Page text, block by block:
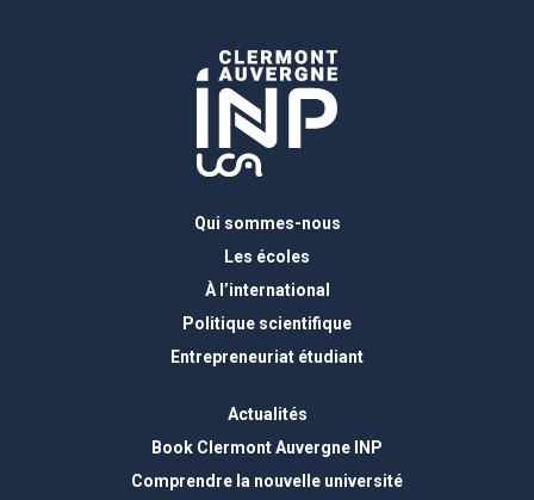
Qui sommes-nous
Les écoles
À l’international
Politique scientifique
Entrepreneuriat étudiant
Actualités
Book Clermont Auvergne INP
Comprendre la nouvelle université